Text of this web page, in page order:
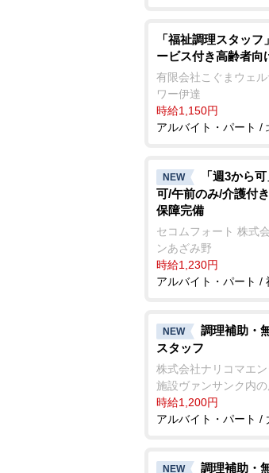
「福祉調理スタッ
ービス付き高齢者向
有限会社こぐまウェ
ワー伊達
時給1,150円
アルバイト・パート /
NEW
「週3から
可/午前のみ/介護付
保障完備
セコムフォート 株式
ンあざみ野
時給1,230円
アルバイト・パート /
NEW
調理補助・
スタッフ
株式会社ナリコマエ
施設ヴァンサンク内
時給1,200円
アルバイト・パート /
NEW 調理補助・